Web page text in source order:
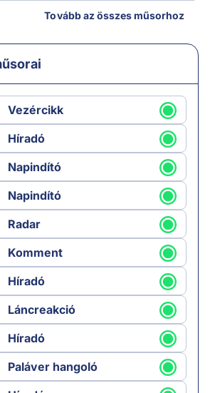
Tovább az összes műsorhoz
Vezércikk
Híradó
Napindító
Napindító
Radar
Komment
Híradó
Láncreakció
Híradó
Paláver hangoló